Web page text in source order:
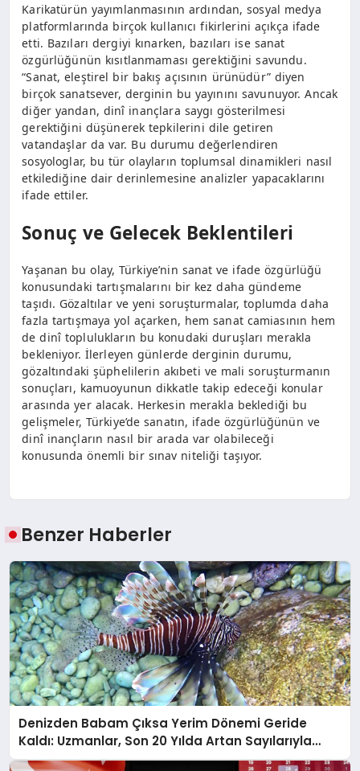
Karikatürün yayımlanmasının ardından, sosyal medya
platformlarında birçok kullanıcı fikirlerini açıkça ifade
etti. Bazıları dergiyi kınarken, bazıları ise sanat
özgürlüğünün kısıtlanmaması gerektiğini savundu.
“Sanat, eleştirel bir bakış açısının ürünüdür” diyen
birçok sanatsever, derginin bu yayınını savunuyor. Ancak
diğer yandan, dinî inançlara saygı gösterilmesi
gerektiğini düşünerek tepkilerini dile getiren
vatandaşlar da var. Bu durumu değerlendiren
sosyologlar, bu tür olayların toplumsal dinamikleri nasıl
etkilediğine dair derinlemesine analizler yapacaklarını
ifade ettiler.
Sonuç ve Gelecek Beklentileri
Yaşanan bu olay, Türkiye’nin sanat ve ifade özgürlüğü
konusundaki tartışmalarını bir kez daha gündeme
taşıdı. Gözaltılar ve yeni soruşturmalar, toplumda daha
fazla tartışmaya yol açarken, hem sanat camiasının hem
de dinî toplulukların bu konudaki duruşları merakla
bekleniyor. İlerleyen günlerde derginin durumu,
gözaltındaki şüphelilerin akıbeti ve mali soruşturmanın
sonuçları, kamuoyunun dikkatle takip edeceği konular
arasında yer alacak. Herkesin merakla beklediği bu
gelişmeler, Türkiye’de sanatın, ifade özgürlüğünün ve
dinî inançların nasıl bir arada var olabileceği
konusunda önemli bir sınav niteliği taşıyor.
Benzer Haberler
Denizden Babam Çıksa Yerim Dönemi Geride
Kaldı: Uzmanlar, Son 20 Yılda Artan Sayılarıyla
Uyarıyor!